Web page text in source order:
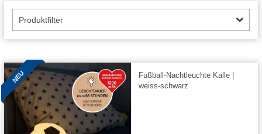
Produktfilter
NEU
Fußball-Nachtleuchte Kalle |
weiss-schwarz